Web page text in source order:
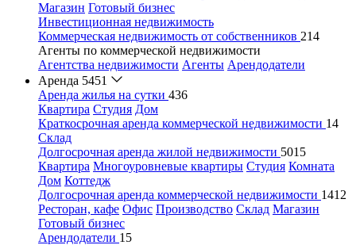
Магазин Готовый бизнес
Инвестиционная недвижимость
Коммерческая недвижимость от собственников 214
Агенты по коммерческой недвижимости
Агентства недвижимости Агенты Арендодатели
Аренда 5451
Аренда жилья на сутки 436
Квартира Студия Дом
Краткосрочная аренда коммерческой недвижимости 14
Склад
Долгосрочная аренда жилой недвижимости 5015
Квартира Многоуровневые квартиры Студия Комната
Дом Коттедж
Долгосрочная аренда коммерческой недвижимости 1412
Ресторан, кафе Офис Производство Склад Магазин
Готовый бизнес
Арендодатели 15